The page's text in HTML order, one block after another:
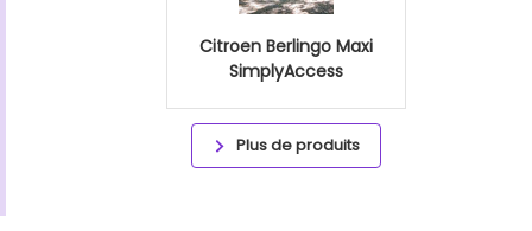
Citroen Berlingo Maxi
SimplyAccess
Plus de produits